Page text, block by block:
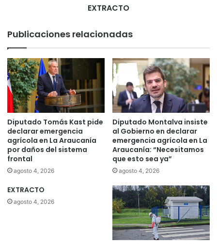
EXTRACTO
Publicaciones relacionadas
Diputado Tomás Kast pide
declarar emergencia
agrícola en La Araucanía
por daños del sistema
frontal
agosto 4, 2026
Diputado Montalva insiste
al Gobierno en declarar
emergencia agrícola en La
Araucanía: “Necesitamos
que esto sea ya”
agosto 4, 2026
EXTRACTO
agosto 4, 2026